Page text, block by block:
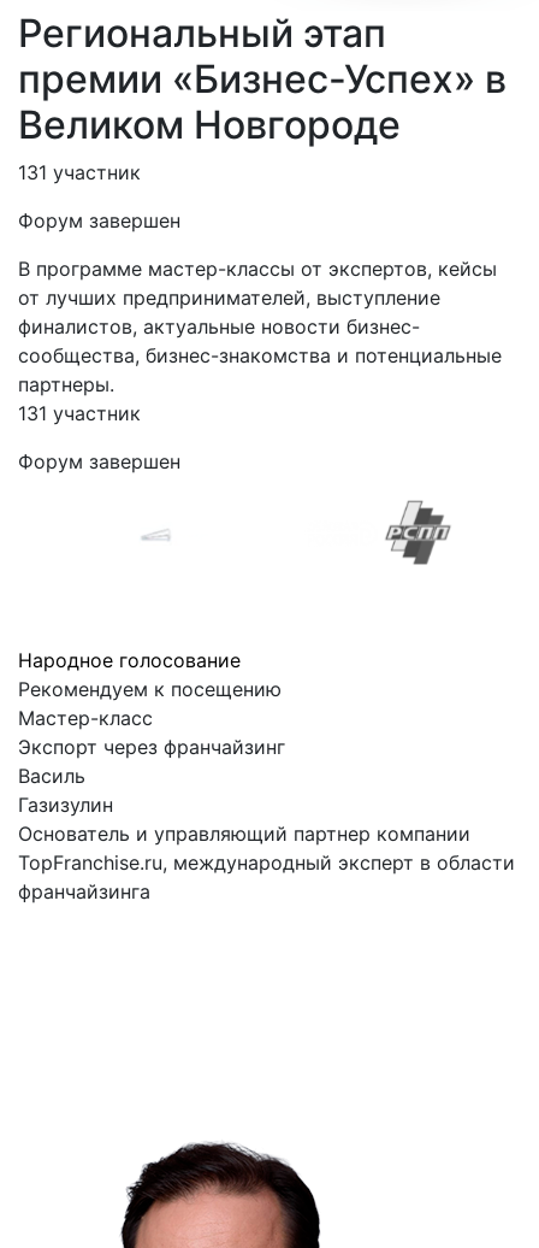
Региональный этап
премии «Бизнес-Успех» в
Великом Новгороде
131 участник
Форум завершен
В программе мастер-классы от экспертов, кейсы
от лучших предпринимателей, выступление
финалистов, актуальные новости бизнес-
сообщества, бизнес-знакомства и потенциальные
партнеры.
131 участник
Форум завершен
Народное голосование
Рекомендуем к посещению
Мастер-класс
Экспорт через франчайзинг
Василь
Газизулин
Основатель и управляющий партнер компании
TopFranchise.ru, международный эксперт в области
франчайзинга